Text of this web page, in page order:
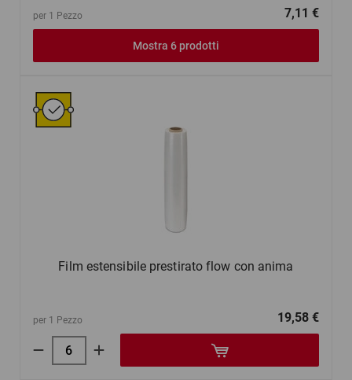
per 1 Pezzo 7,11 €
Mostra 6 prodotti
Film estensibile prestirato flow con anima
per 1 Pezzo 19,58 €